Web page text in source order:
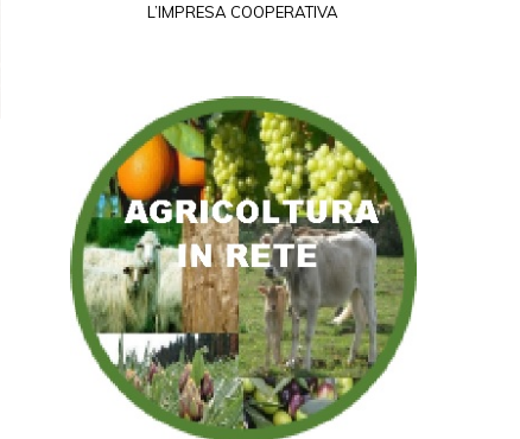
L’IMPRESA COOPERATIVA